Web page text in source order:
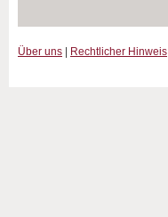
Über uns Rechtlicher Hinweis